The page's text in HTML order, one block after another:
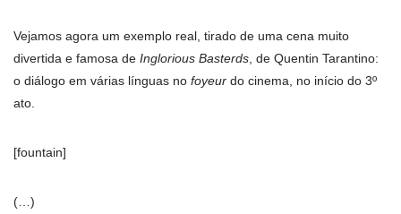
Vejamos agora um exemplo real, tirado de uma cena muito
divertida e famosa de Inglorious Basterds , de Quentin Tarantino:
o diálogo em várias línguas no foyeur do cinema, no início do 3º
ato.
[fountain]
(…)